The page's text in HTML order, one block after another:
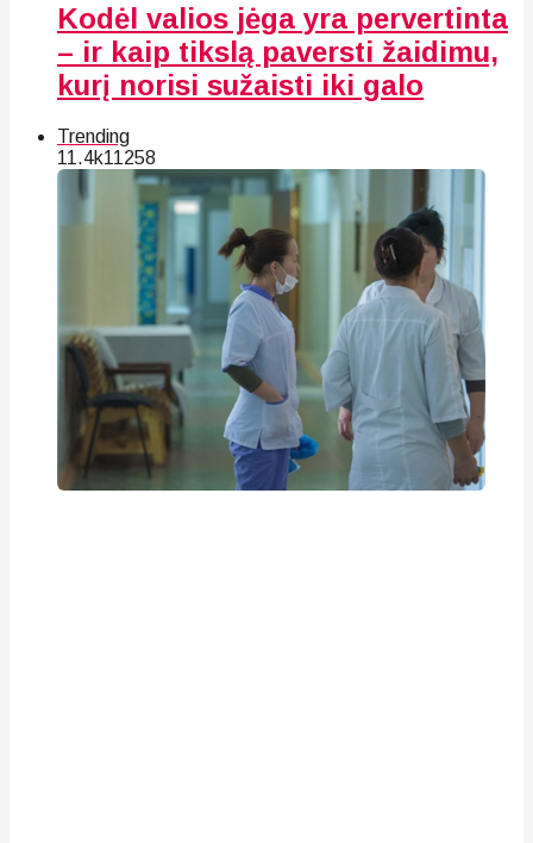
Kodėl valios jėga yra pervertinta
– ir kaip tikslą paversti žaidimu,
kurį norisi sužaisti iki galo
Trending
11.4k11258